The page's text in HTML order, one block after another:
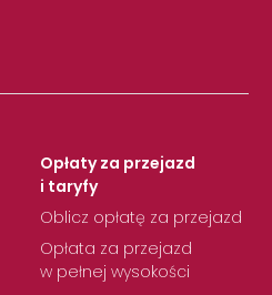
Opłaty za przejazd
i taryfy
Oblicz opłatę za przejazd
Opłata za przejazd
w pełnej wysokości